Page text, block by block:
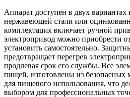
Аппарат доступен в двух вариантах
нержавеющей стали или
комплектация включает ручной
электропривод можно приобрести
установить самостоятельно.
предотвращает перегрев
продлевая срок его службы. Все
пищей, изготовлены из безопасных
для пищевого использования, что
выбором для профессиональных